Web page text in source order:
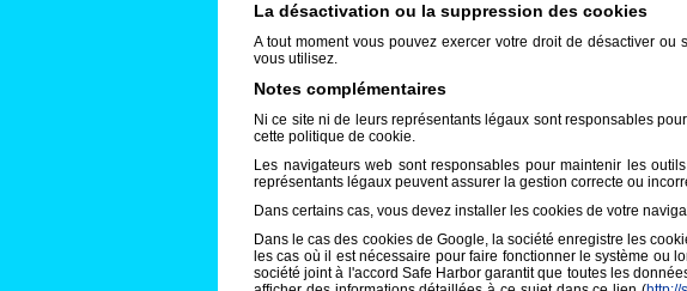
La désactivation ou la suppression des cookies
A tout moment vous pouvez exercer votre droit de désactiver
vous utilisez.
Notes complémentaires
Ni ce site ni de leurs représentants légaux sont responsables
cette politique de cookie.
Les navigateurs web sont responsables pour maintenir les
représentants légaux peuvent assurer la gestion correcte ou
Dans certains cas, vous devez installer les cookies de votre
Dans le cas des cookies de Google, la société enregistre les
les cas où il est nécessaire pour faire fonctionner le système ou
société joint à l'accord Safe Harbor garantit que toutes les